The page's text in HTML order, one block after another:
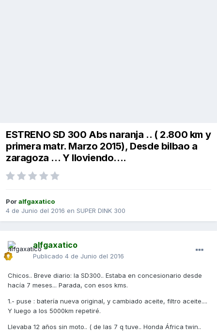
ESTRENO SD 300 Abs naranja .. ( 2.800 km y
primera matr. Marzo 2015), Desde bilbao a
zaragoza ... Y lloviendo....
Poralfgaxatico
4 de Junio del 2016 en SUPER DINK 300
alfgaxatico
Publicado 4 de Junio del 2016
Chicos.. Breve diario: la SD300.. Estaba en concesionario desde
hacía 7 meses... Parada, con esos kms.
1.- puse : batería nueva original, y cambiado aceite, filtro aceite....
Y luego a los 5000km repetiré.
Llevaba 12 años sin moto.. ( de las 7 q tuve.. Honda África twin..